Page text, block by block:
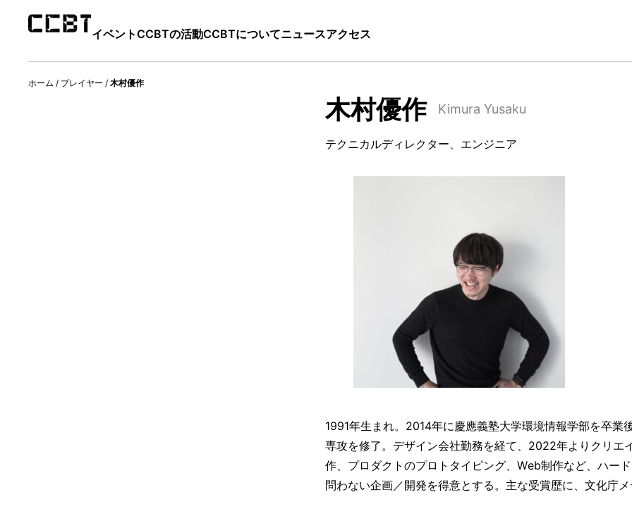
イベントCCBTの活動CCBTについてニュースアクセス
ホーム / プレイヤー / 木村優作
木村優作 Kimura Yusaku
テクニカルディレクター、エンジニア
1991年生まれ。2014年に慶應義塾大学環境情報学部を卒
専攻を修了。デザイン会社勤務を経て、2022年よりクリエ
作、プロダクトのプロトタイピング、Web制作など、ハー
問わない企画／開発を得意とする。主な受賞歴に、文化庁